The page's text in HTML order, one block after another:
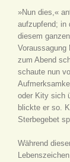
»Nun dies,«
aufzupfend; in
diesem
Voraussagung
zum Abend
schaute nun
oder Kity sich
blickte er so.
Sterbegebet
Während